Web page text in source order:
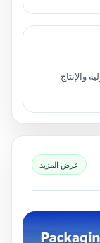
والإنتاج
عرض المزيد